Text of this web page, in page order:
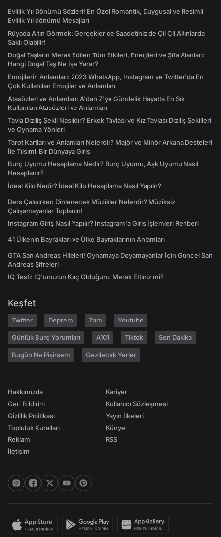
Evlilik Yıl Dönümü Sözleri! En Özel Romantik, Duygusal ve Resimli
Evlilik Yıl dönümü Mesajları
Rüyada Altın Görmek: Gerçekler de Saadetiniz de Çil Çil Altınlarda
Saklı Olabilir!
Doğal Taşların Merak Edilen Tüm Etkileri, Enerjileri ve Şifa Alanları:
Hangi Doğal Taş Ne İşe Yarar?
Emojilerin Anlamları: 2023 WhatsApp, Instagram ve Twitter'da En
Çok Kullanılan Emojiler ve Anlamları
Atasözleri ve Anlamları: A'dan Z'ye Gündelik Hayatta En Sık
Kullanılan Atasözleri ve Anlamları
Tavla Diziliş Şekli Nasıldır? Erkek Tavlası ve Kız Tavlası Diziliş Şekilleri
ve Oynama Yönleri
Tarot Kartları ve Anlamları Nelerdir? Majör ve Minör Arkana Desteleri
İle Tılsımlı Bir Dünyaya Giriş
Burç Uyumu Hesaplama Nedir? Burç Uyumu, Aşk Uyumu Nasıl
Hesaplanır?
İdeal Kilo Nedir? İdeal Kilo Hesaplama Nasıl Yapılır?
Ders Çalışırken Dinlenecek Müzikler Nelerdir? Müziksiz
Çalışamayanlar Toplanın!
Instagram Giriş Nasıl Yapılır? Instagram'a Giriş İşlemleri Rehberi
41 Ülkenin Bayrakları ve Ülke Bayraklarının Anlamları
GTA San Andreas Hileleri! Oynamaya Doyamayanlar İçin Güncel San
Andreas Şifreleri
IQ Testi: IQ'unuzun Kaç Olduğunu Merak Ettiniz mi?
Keşfet
Twitter Deprem Zam Youtube
Günlük Burç Yorumları A101 Tiktok Son Dakika
Bugün Ne Pişirsem Gezilecek Yerler
Hakkımızda
Geri Bildirim
Gizlilik Politikası
Topluluk Kuralları
Reklam
İletişim
Kariyer
Kullanıcı Sözleşmesi
Yayın İlkeleri
Künye
RSS